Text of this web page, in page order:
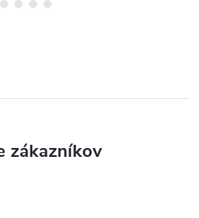
zákazníkov